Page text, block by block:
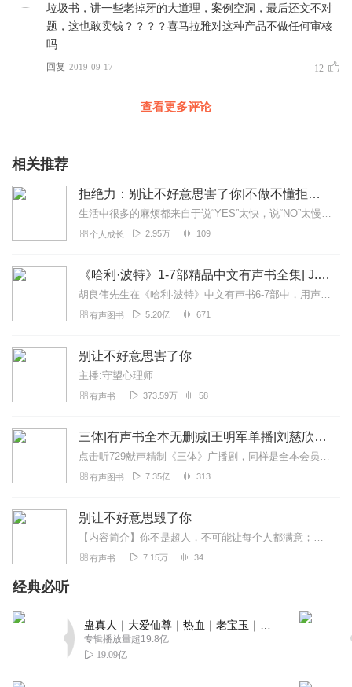
垃圾书，讲一些老掉牙的大道理，案例空洞，最后还文不对
题，这也敢卖钱？？？？喜马拉雅对这种产品不做任何审核
吗
回复 2019-09-17 12
查看更多评论
相关推荐
拒绝力：别让不好意思害了你|不做不懂拒绝的老好人
生活中很多的麻烦都来自于说“YES”太快，说“NO”太慢！拒绝是一种能力，早掌握，少痛苦！！你说“不”，没有对不起谁学会说“不”，学会拒绝写给内心善良却...
个人成长 2.95万 109
《哈利·波特》1-7部精品中文有声书全集| J.K.罗琳原著，光合积木演播
胡良伟先生在《哈利·波特》中文有声书6-7部中，用声音带领着大家继续魔法之旅。为保证作品的一致性，给大家带来完整的魔法体验，我们与版权方PottermoreP...
有声图书 5.20亿 671
别让不好意思害了你
主播:守望心理师
有声书 373.59万 58
三体|有声书全本无删减|王明军单播|刘慈欣原著
点击听729献声精制《三体》广播剧，同样是全本会员免费畅听，快来感受声音大戏的魅力！【购买须知】1、本作品部分集数为免费试听。2、版权归原作者所有，严禁翻录成任...
有声图书 7.35亿 313
别让不好意思毁了你
【内容简介】你不是超人，不可能让每个人都满意；你也不是钞票，不可能让每个人都喜欢；你没有金刚钻，却偏要揽瓷器活……千万别逞能了，千万别不好意思了！因为面子，因为...
有声书 7.15万 34
经典必听
专辑播放量超19.8亿
19.09亿